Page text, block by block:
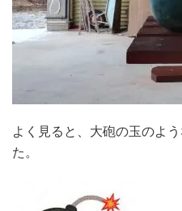
よく見ると、大砲の玉のよ
た。